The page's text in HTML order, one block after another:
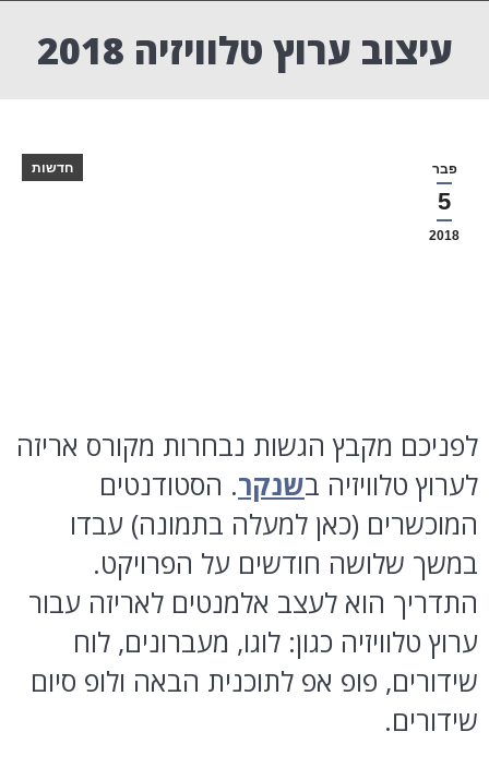
עיצוב ערוץ טלוויזיה 2018
פבר
5
2018
חדשות
לפניכם מקבץ הגשות נבחרות מקורס אריזה
לערוץ טלוויזיה בשנקר. הסטודנטים
המוכשרים (כאן למעלה בתמונה) עבדו
במשך שלושה חודשים על הפרויקט.
התדריך הוא לעצב אלמנטים לאריזה עבור
ערוץ טלוויזיה כגון: לוגו, מעברונים, לוח
שידורים, פופ אפ לתוכנית הבאה ולופ סיום
שידורים.